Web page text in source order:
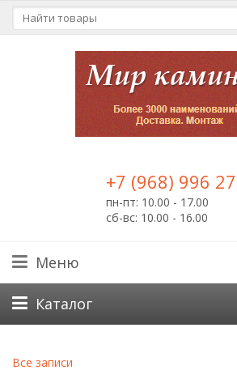
+7 (968) 996
пн-пт: 10.00 - 17.00
сб-вс: 10.00 - 16.00
Меню
Каталог
Все записи